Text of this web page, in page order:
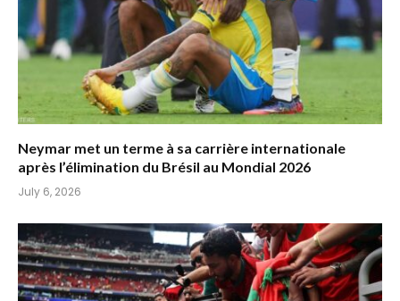
Neymar met un terme à sa carrière internationale
après l’élimination du Brésil au Mondial 2026
July 6, 2026